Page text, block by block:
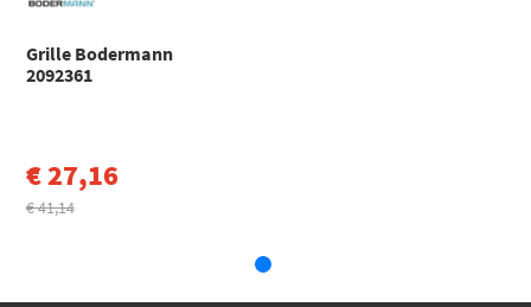
Grille Bodermann
2092361
€ 27,16
€ 41,14